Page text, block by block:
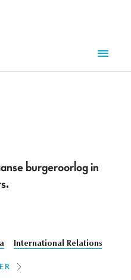
burgeroorlog in
International Relations